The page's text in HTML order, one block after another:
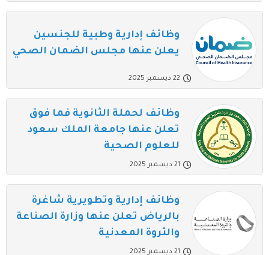
وظائف إدارية وطبية للجنسين
يعلن عنها مجلس الضمان الصحي
22 ديسمبر 2025
وظائف لحملة الثانوية فما فوق
تعلن عنها جامعة الملك سعود
للعلوم الصحية
21 ديسمبر 2025
وظائف إدارية وتطويرية شاغرة
بالرياض تعلن عنها وزارة الصناعة
والثروة المعدنية
21 ديسمبر 2025